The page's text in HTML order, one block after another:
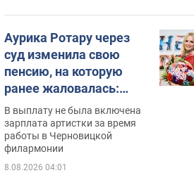
Аурика Ротару через
суд изменила свою
пенсию, на которую
ранее жаловалась:
сколько получала
певица
В выплату не была включена
зарплата артистки за время
работы в Черновицкой
филармонии
8.08.2026 04:01